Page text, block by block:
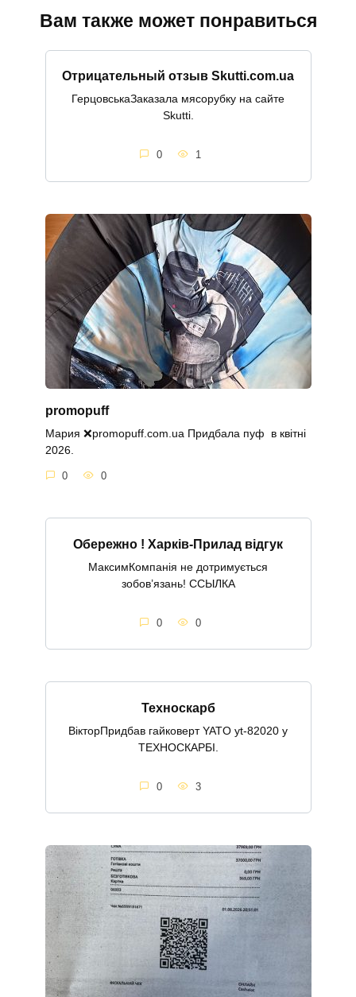
Вам также может понравиться
Отрицательный отзыв Skutti.com.ua
ГерцовськаЗаказала мясорубку на сайте
Skutti.
0 1
promopuff
Мария ❌promopuff.com.uа Придбала пуф в квітні
2026.
0 0
Обережно ! Харків-Прилад відгук
МаксимКомпанія не дотримується
зобов’язань! ССЫЛКА
0 0
Техноскарб
ВікторПридбав гайковерт YATO yt-82020 у
ТЕХНОСКАРБІ.
0 3